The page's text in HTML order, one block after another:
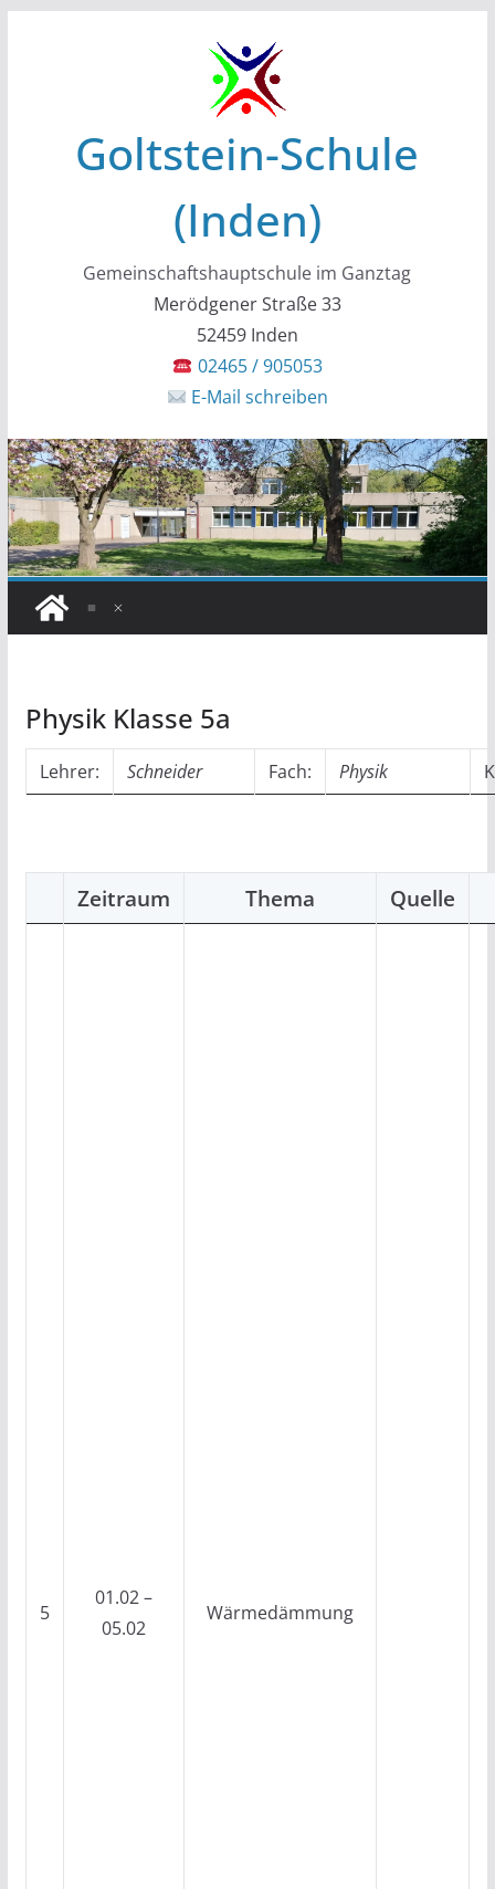
Goltstein-Schule
(Inden)
Gemeinschaftshauptschule im Ganztag
Merödgener Straße 33
52459 Inden
02465 / 905053
E-Mail schreiben
Physik Klasse 5a
Lehrer: Schneider Fach: Physik
Zeitraum Thema Quelle
5
01.02 –
05.02
Wärmedämmung